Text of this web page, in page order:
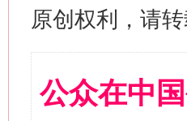
原创权利，请
公众在中